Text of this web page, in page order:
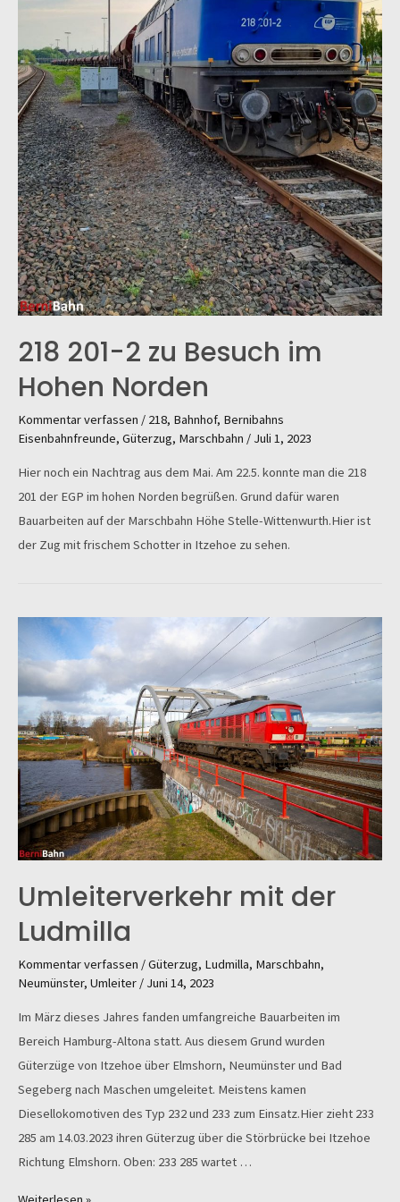
218 201-2 zu Besuch im
Hohen Norden
Kommentar verfassen / 218, Bahnhof, Bernibahns
Eisenbahnfreunde, Güterzug, Marschbahn / Juli 1, 2023
Hier noch ein Nachtrag aus dem Mai. Am 22.5. konnte man die 218
201 der EGP im hohen Norden begrüßen. Grund dafür waren
Bauarbeiten auf der Marschbahn Höhe Stelle-Wittenwurth.Hier ist
der Zug mit frischem Schotter in Itzehoe zu sehen.
Umleiterverkehr mit der
Ludmilla
Kommentar verfassen /Güterzug, Ludmilla, Marschbahn,
Neumünster, Umleiter / Juni 14, 2023
Im März dieses Jahres fanden umfangreiche Bauarbeiten im
Bereich Hamburg-Altona statt. Aus diesem Grund wurden
Güterzüge von Itzehoe über Elmshorn, Neumünster und Bad
Segeberg nach Maschen umgeleitet. Meistens kamen
Diesellokomotiven des Typ 232 und 233 zum Einsatz.Hier zieht 233
285 am 14.03.2023 ihren Güterzug über die Störbrücke bei Itzehoe
Richtung Elmshorn. Oben: 233 285 wartet …
Umleiterverkehr